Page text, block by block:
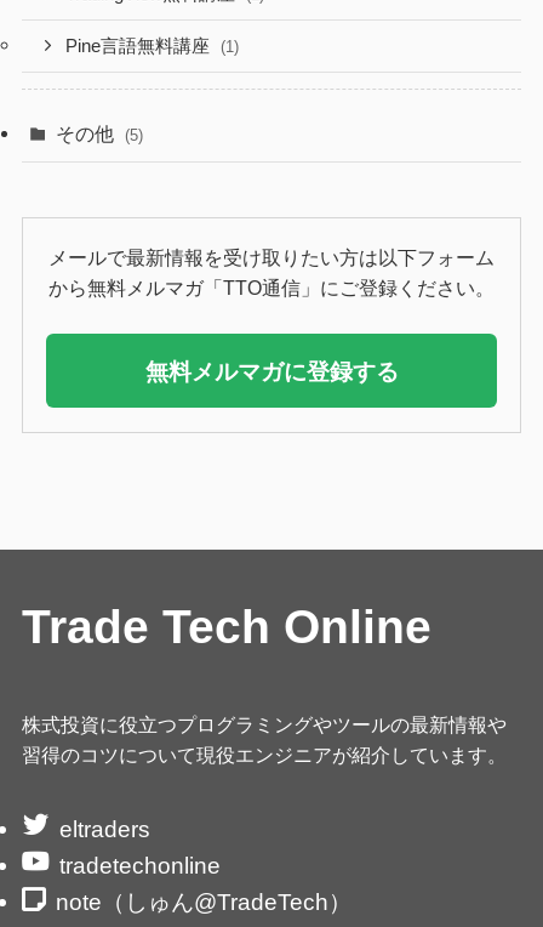
Pine言語無料講座 (1)
その他 (5)
メールで最新情報を受け取りたい方は以下フォーム
から無料メルマガ「TTO通信」にご登録ください。
無料メルマガに登録する
Trade Tech Online
株式投資に役立つプログラミングやツールの最新情報や
習得のコツについて現役エンジニアが紹介しています。
eltraders
tradetechonline
note（しゅん@TradeTech）